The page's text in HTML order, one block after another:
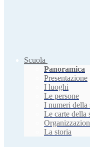
Scuola
Panoramica
Presentazione
I luoghi
Le persone
I numeri della
Le carte della
La storia